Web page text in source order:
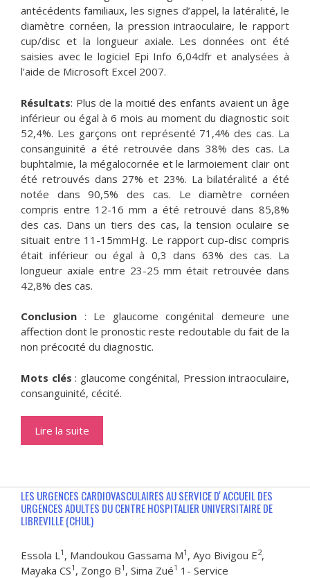
antécédents familiaux, les signes d’appel, la latéralité, le
diamètre cornéen, la pression intraoculaire, le rapport
cup/disc et la longueur axiale. Les données ont été
saisies avec le logiciel Epi Info 6,04dfr et analysées à
l’aide de Microsoft Excel 2007.
Résultats: Plus de la moitié des enfants avaient un âge
inférieur ou égal à 6 mois au moment du diagnostic soit
52,4%. Les garçons ont représenté 71,4% des cas. La
consanguinité a été retrouvée dans 38% des cas. La
buphtalmie, la mégalocornée et le larmoiement clair ont
été retrouvés dans 27% et 23%. La bilatéralité a été
notée dans 90,5% des cas. Le diamètre cornéen
compris entre 12-16 mm a été retrouvé dans 85,8%
des cas. Dans un tiers des cas, la tension oculaire se
situait entre 11-15mmHg. Le rapport cup-disc compris
était inférieur ou égal à 0,3 dans 63% des cas. La
longueur axiale entre 23-25 mm était retrouvée dans
42,8% des cas.
Conclusion : Le glaucome congénital demeure une
affection dont le pronostic reste redoutable du fait de la
non précocité du diagnostic.
Mots clés : glaucome congénital, Pression intraoculaire,
consanguinité, cécité.
Lire la suite
LES URGENCES CARDIOVASCULAIRES AU SERVICE DʼACCUEIL DES
URGENCES ADULTES DU CENTRE HOSPITALIER UNIVERSITAIRE DE
LIBREVILLE (CHUL)
Essola L1 , Mandoukou Gassama M1 , Ayo Bivigou E2,
Mayaka CS1 , Zongo B1 , Sima Zué1 1- Service